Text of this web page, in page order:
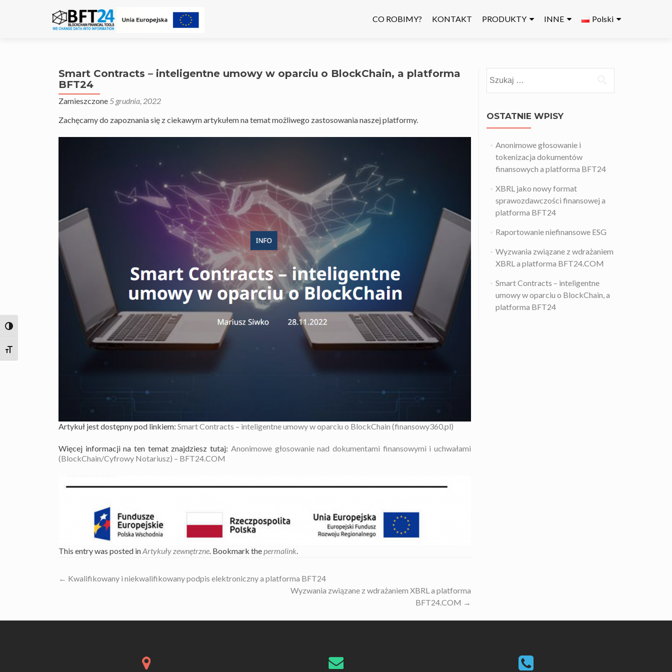
TOGGLE HIGH CONTRAST
TOGGLE FONT SIZE
CO ROBIMY? KONTAKT PRODUKTY INNE Polski
Smart Contracts – inteligentne umowy w oparciu o BlockChain, a platforma
BFT24
Zamieszczone 5 grudnia, 2022
Zachęcamy do zapoznania się z ciekawym artykułem na temat możliwego zastosowania naszej platformy.
Artykuł jest dostępny pod linkiem: Smart Contracts – inteligentne umowy w oparciu o BlockChain (finansowy360.pl)
Więcej informacji na ten temat znajdziesz tutaj: Anonimowe głosowanie nad dokumentami finansowymi i uchwałami
(BlockChain/Cyfrowy Notariusz) – BFT24.COM
This entry was posted inArtykuły zewnętrzne. Bookmark thepermalink.
Nawigacja
← Kwalifikowany i niekwalifikowany podpis elektroniczny a platforma BFT24
Wyzwania związane z wdrażaniem XBRL a platforma
BFT24.COM →
OSTATNIE WPISY
Anonimowe głosowanie i
tokenizacja dokumentów
finansowych a platforma BFT24
XBRL jako nowy format
sprawozdawczości finansowej a
platforma BFT24
Raportowanie niefinansowe ESG
Wyzwania związane z wdrażaniem
XBRL a platforma BFT24.COM
Smart Contracts – inteligentne
umowy w oparciu o BlockChain, a
platforma BFT24